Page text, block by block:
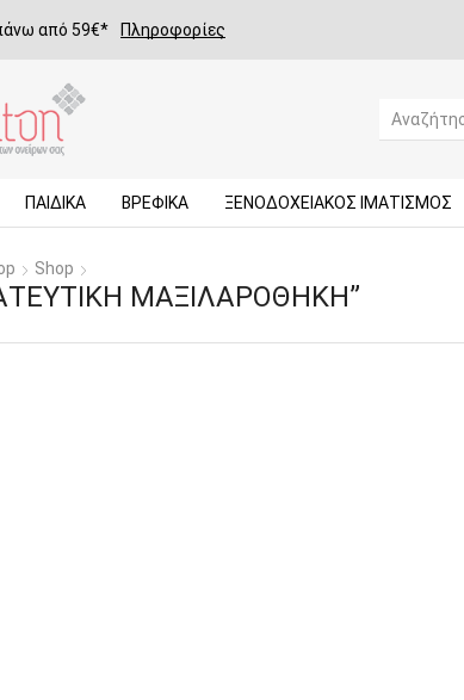
από 59€* Πληροφορίες
ΠΑΙΔΙΚΆ ΒΡΕΦΙΚΆ ΞΕΝΟΔΟΧΕΙΑΚΌΣ ΙΜΑΤΙΣΜΌΣ
Shop
ΜΑΞΙΛΑΡΟΘΉΚΗ”